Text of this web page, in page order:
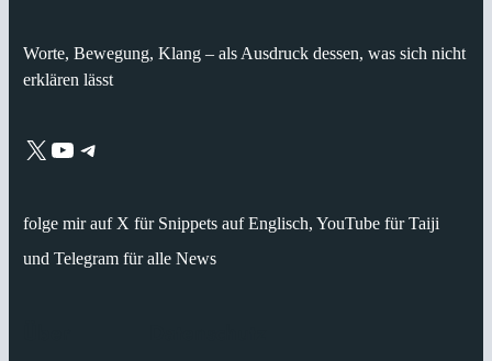
Worte, Bewegung, Klang – als Ausdruck dessen, was sich nicht
erklären lässt
X YouTube Telegram
folge mir auf X für Snippets auf Englisch, YouTube für Taiji
und Telegram für alle News